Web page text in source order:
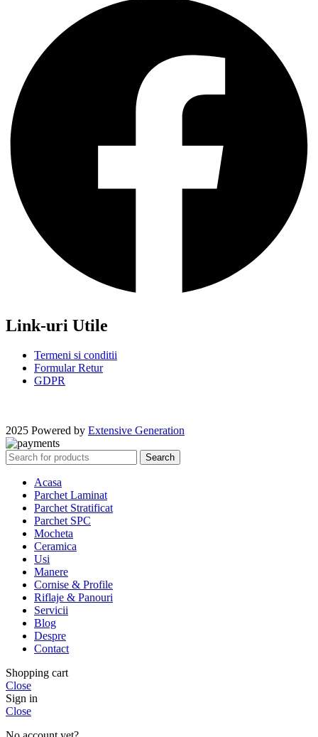
Link-uri Utile
Termeni si conditii
Formular Retur
GDPR
2025 Powered by Extensive Generation
Search
Acasa
Parchet Laminat
Parchet Stratificat
Parchet SPC
Mocheta
Ceramica
Usi
Manere
Cornise & Profile
Riflaje & Panouri
Servicii
Blog
Despre
Contact
Shopping cart
Close
Sign in
Close